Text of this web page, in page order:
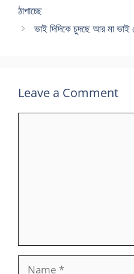
ঠাপাচ্ছে
ভাই দিদিকে চুদছে আর মা
Leave a Comment